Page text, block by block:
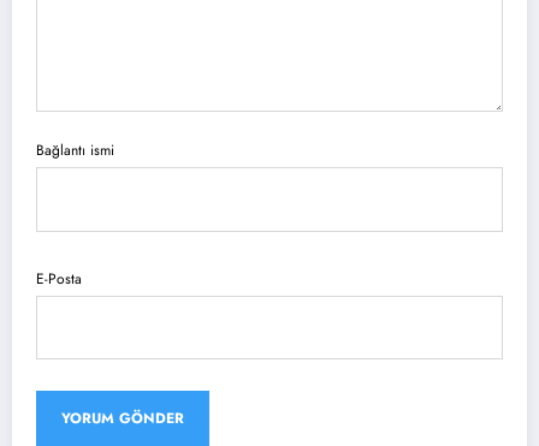
Bağlantı ismi
E-Posta